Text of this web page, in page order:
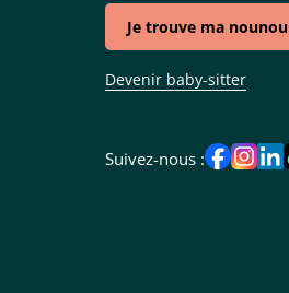
Je trouve ma nounou
Devenir baby-sitter
Suivez-nous :